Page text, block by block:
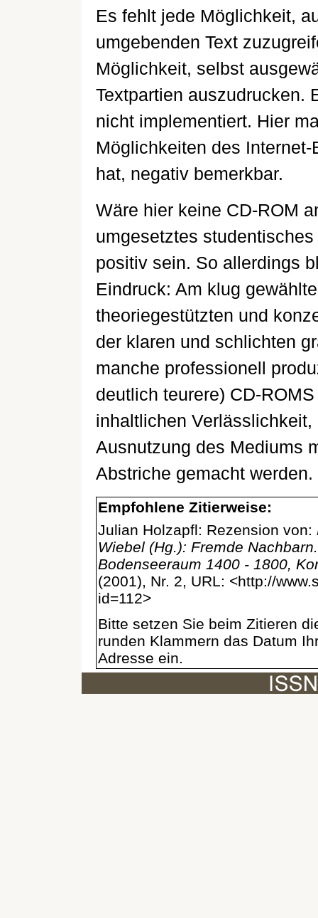
Es fehlt jede Möglichkeit,
umgebenden Text
Möglichkeit, selbst
Textpartien auszudrucken.
nicht implementiert. Hier
Möglichkeiten des
hat, negativ bemerkbar.
Wäre hier keine CD-ROM
umgesetztes
positiv sein. So allerdings
Eindruck: Am klug
theoriegestützten und
der klaren und schlichten
manche professionell
deutlich teurere) CD-
inhaltlichen
Ausnutzung des Mediums
Abstriche gemacht werden.
Empfohlene Zitierweise:
Julian Holzapfl: Rezension von:
Wiebel (Hg.): Fremde
Bodenseeraum 1400 - 1800,
(2001), Nr. 2, URL: <http://
id=112>
Bitte setzen Sie beim Zitieren
runden Klammern das Datum
Adresse ein.